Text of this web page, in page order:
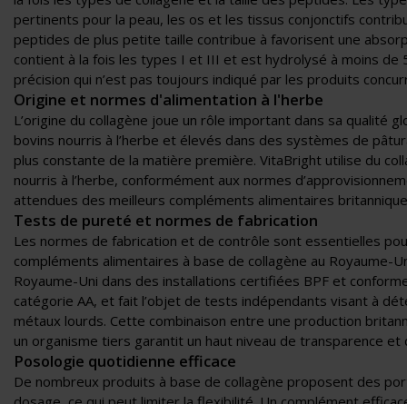
pertinents pour la peau, les os et les tissus conjonctifs
peptides de plus petite taille contribue à favorisent une
contient à la fois les types I et III et est hydrolysé à moins de
précision qui n’est pas toujours indiqué par les produits
Origine et normes d'alimentation à l'herbe
L’origine du collagène joue un rôle important dans sa qualité
bovins nourris à l’herbe et élevés dans des systèmes de
plus constante de la matière première. VitaBright utilise du
nourris à l’herbe, conformément aux normes
attendues des meilleurs compléments alimentaires
Tests de pureté et normes de fabrication
Les normes de fabrication et de contrôle sont essentielles
compléments alimentaires à base de collagène au Royaume-
Royaume-Uni dans des installations certifiées BPF et
catégorie AA, et fait l’objet de tests indépendants visant à
métaux lourds. Cette combinaison entre une production
un organisme tiers garantit un haut niveau de transparence et
Posologie quotidienne efficace
De nombreux produits à base de collagène proposent des